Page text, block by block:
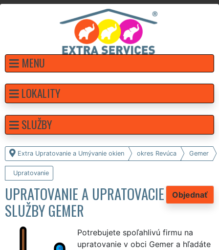
MENU
Extra Upratovanie a Umývanie okien okres Revúca Gemer
Upratovanie
Objednať
UPRATOVANIE A UPRATOVACIE
SLUŽBY GEMER
Potrebujete spoľahlivú firmu na
upratovanie v obci Gemer a hľadáte
LOKALITY
SLUŽBY